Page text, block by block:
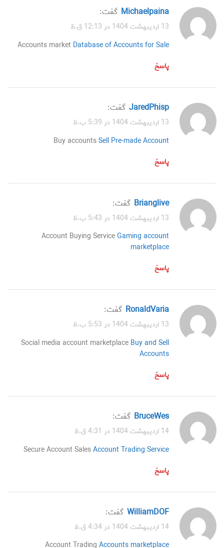
Michaelpaina گفت:
13 اردیبهشت 1404 در 12:13 ق.ظ
Accounts market Database of Accounts for Sale
پاسخ
JaredPhisp گفت:
13 اردیبهشت 1404 در 5:39 ب.ظ
Buy accountsSell Pre-made Account
پاسخ
Brianglive گفت:
13 اردیبهشت 1404 در 5:43 ب.ظ
Account Buying ServiceGaming account
marketplace
پاسخ
RonaldVaria گفت:
13 اردیبهشت 1404 در 5:53 ب.ظ
Social media account marketplace Buy and Sell
Accounts
پاسخ
BruceWes گفت:
14 اردیبهشت 1404 در 4:31 ق.ظ
Secure Account SalesAccount Trading Service
پاسخ
WilliamDOF گفت:
14 اردیبهشت 1404 در 4:34 ق.ظ
Account Trading Accounts marketplace